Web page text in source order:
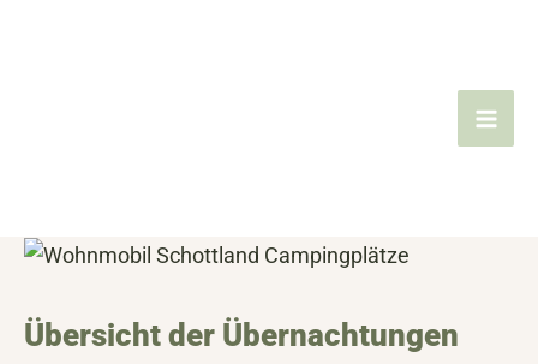
Übersicht der Übernachtungen